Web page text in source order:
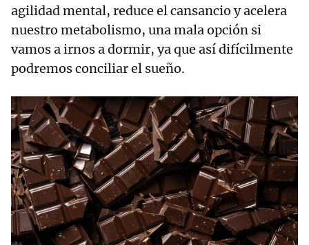
agilidad mental, reduce el cansancio y acelera
nuestro metabolismo, una mala opción si
vamos a irnos a dormir, ya que así difícilmente
podremos conciliar el sueño.